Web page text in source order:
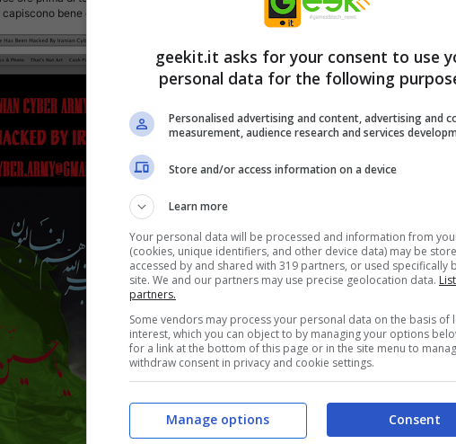
bene quali dati sono stati trafugati .
geekit.it asks for your consent to use
personal data for the following
Personalised advertising and content, advertising and
measurement, audience research and services
Store and/or access information on a device
Learn more
Your personal data will be processed and information from
(cookies, unique identifiers, and other device data) may be
accessed by and shared with 319 partners, or used specifically
site. We and our partners may use precise geolocation data.
partners.
Some vendors may process your personal data on the basis of
interest, which you can object to by managing your options
for a link at the bottom of this page or in the site menu to
withdraw consent in privacy and cookie settings.
Consent
Manage options